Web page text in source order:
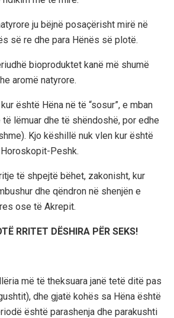
ju bëjnë posaçërisht mirë në
së re dhe para Hënës së plotë.
bioproduktet kanë më shumë
aromë natyrore.
është Hëna në të “sosur”, e mban
lëmuar dhe të shëndoshë, por edhe
Kjo këshillë nuk vlen kur është
Peshk.
të shpejtë bëhet, zakonisht, kur
dhe qëndron në shenjën e
ose të Akrepit.
RRITET DËSHIRA PËR SEKS!
më të theksuara janë tetë ditë pas
dhe gjatë kohës sa Hëna është
është parashenja dhe parakushti